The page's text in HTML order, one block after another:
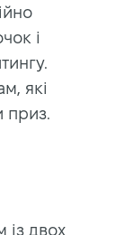
і
які
приз.
із двох